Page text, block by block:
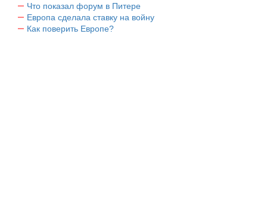
Что показал форум в Питере
Европа сделала ставку на войну
Как поверить Европе?